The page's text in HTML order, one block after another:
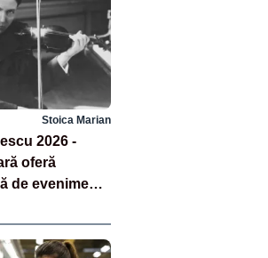
Stoica Marian
2026 -
oferă
de evenimente